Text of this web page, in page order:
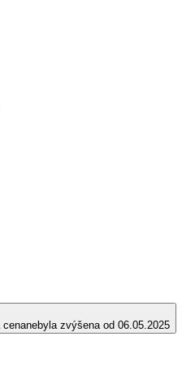
cenanebyla zvýšena od 06.05.2025